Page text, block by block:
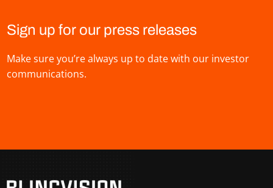
Sign up for our press releases
Make sure you’re always up to date with our investor
communications.